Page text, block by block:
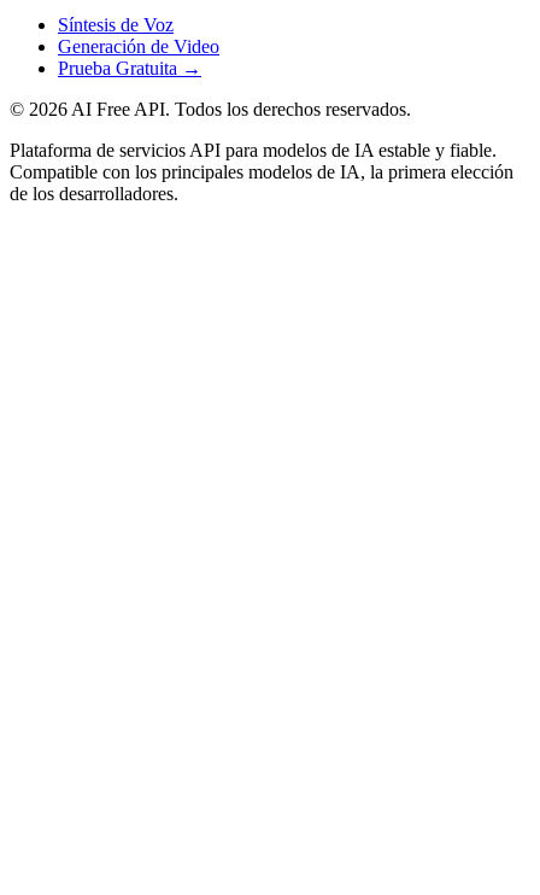
Síntesis de Voz
Generación de Video
Prueba Gratuita →
© 2026 AI Free API. Todos los derechos reservados.
Plataforma de servicios API para modelos de IA estable y fiable.
Compatible con los principales modelos de IA, la primera elección
de los desarrolladores.